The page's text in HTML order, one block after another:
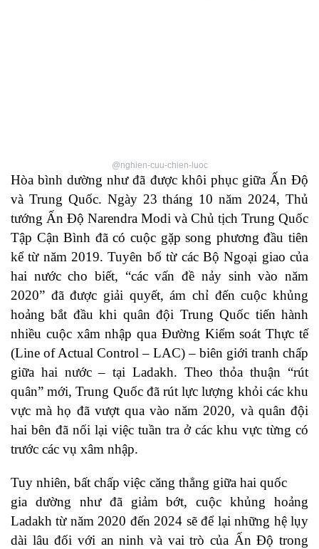
@nghien-cuu-chien-luoc
Hòa bình dường như đã được khôi phục giữa Ấn Độ
và Trung Quốc. Ngày 23 tháng 10 năm 2024, Thủ
tướng Ấn Độ Narendra Modi và Chủ tịch Trung Quốc
Tập Cận Bình đã có cuộc gặp song phương đầu tiên
kể từ năm 2019. Tuyên bố từ các Bộ Ngoại giao của
hai nước cho biết, “các vấn đề nảy sinh vào năm
2020” đã được giải quyết, ám chỉ đến cuộc khủng
hoảng bắt đầu khi quân đội Trung Quốc tiến hành
nhiều cuộc xâm nhập qua Đường Kiểm soát Thực tế
(Line of Actual Control – LAC) – biên giới tranh chấp
giữa hai nước – tại Ladakh. Theo thỏa thuận “rút
quân” mới, Trung Quốc đã rút lực lượng khỏi các khu
vực mà họ đã vượt qua vào năm 2020, và quân đội
hai bên đã nối lại việc tuần tra ở các khu vực từng có
trước các vụ xâm nhập.
Tuy nhiên, bất chấp việc căng thẳng giữa hai quốc
gia dường như đã giảm bớt, cuộc khủng hoảng
Ladakh từ năm 2020 đến 2024 sẽ để lại những hệ lụy
dài lâu đối với an ninh và vai trò của Ấn Độ trong